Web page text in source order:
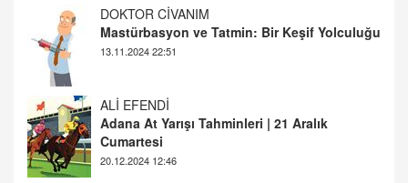
DOKTOR CİVANIM
Mastürbasyon ve Tatmin: Bir Keşif Yolculuğu
13.11.2024 22:51
ALİ EFENDİ
Adana At Yarışı Tahminleri | 21 Aralık
Cumartesi
20.12.2024 12:46